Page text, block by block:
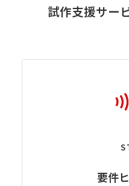
試作支援サー
要件